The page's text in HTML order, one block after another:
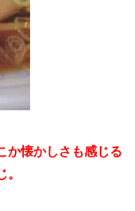
か懐かしさも感じる